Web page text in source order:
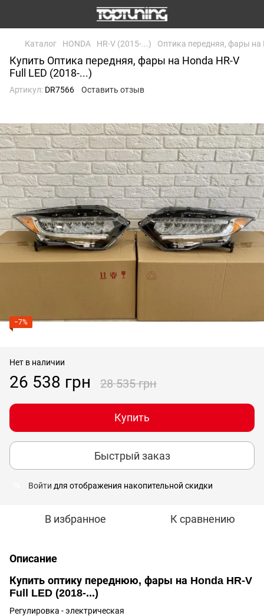
Каталог HONDA HR-V (2015-...) Оптика передняя, фары на
Купить Оптика передняя, фары на Honda HR-V
Full LED (2018-...)
Артикул: DR7566 Оставить отзыв
−7%
Нет в наличии
26 538 грн 28 535 грн
Купить
Быстрый заказ
Войти для отображения накопительной скидки
В избранное К сравнению
Описание
Купить оптику переднюю, фары на Honda HR-V
Full LED (2018-...)
Регулировка - электрическая